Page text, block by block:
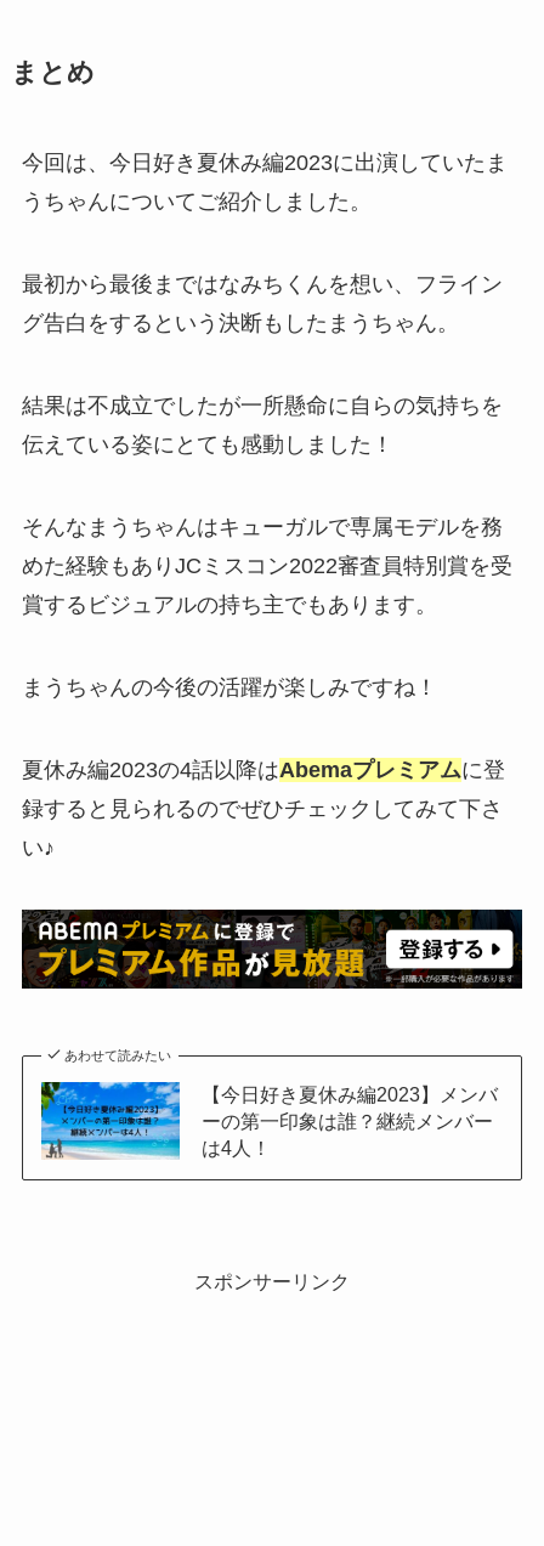
まとめ
今回は、今日好き夏休み編2023に出演していたま
うちゃんについてご紹介しました。
最初から最後まではなみちくんを想い、フライン
グ告白をするという決断もしたまうちゃん。
結果は不成立でしたが一所懸命に自らの気持ちを
伝えている姿にとても感動しました！
そんなまうちゃんはキューガルで専属モデルを務
めた経験もありJCミスコン2022審査員特別賞を受
賞するビジュアルの持ち主でもあります。
まうちゃんの今後の活躍が楽しみですね！
夏休み編2023の4話以降はAbemaプレミアムに登
録すると見られるのでぜひチェックしてみて下さ
い♪
あわせて読みたい
【今日好き夏休み編2023】メンバ
ーの第一印象は誰？継続メンバー
は4人！
スポンサーリンク